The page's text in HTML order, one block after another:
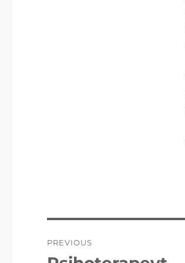
navigation
PREVIOUS
Previous